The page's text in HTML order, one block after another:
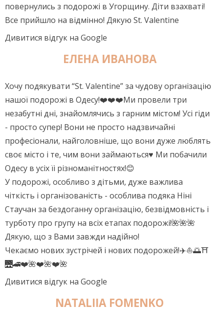
повернулись з подорожі в Угорщину. Діти взахваті!
Все прийшло на відмінно! Дякую St. Valentine
Дивитися відгук на Google
ЕЛЕНА ИВАНОВА
Хочу подякувати “St. Valentine” за чудову організацію
нашої подорожі в Одесу!❤️❤️❤️Ми провели три
незабутні дні, знайомлячись з гарним містом! Усі гіди
- просто супер! Вони не просто надзвичайні
професіонали, найголовніше, що вони дуже люблять
своє місто і те, чим вони займаються♥️ Ми побачили
Одесу в усіх їі різноманітностях!😊
У подорожі, особливо з дітьми, дуже важлива
чіткість і організованість - особлива подяка Ніні
Стаучан за бездоганну організацію, безвідмовність і
турботу про групу на всіх етапах подорожі!🌺🌺🌺
Дякую, що з Вами завжди надійно!
Чекаємо нових зустрічей і нових подорожей!✈️⛵️🌅⛩
🌉🚄❤️🌺❤️🌺❤️🌺
Дивитися відгук на Google
NATALIIA FOMENKO